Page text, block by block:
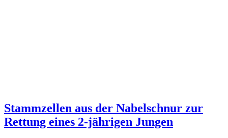
Stammzellen aus der Nabelschnur zur
Rettung eines 2-jährigen Jungen